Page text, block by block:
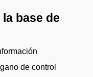
base de
de control